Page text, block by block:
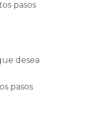
pasos
desea
pasos